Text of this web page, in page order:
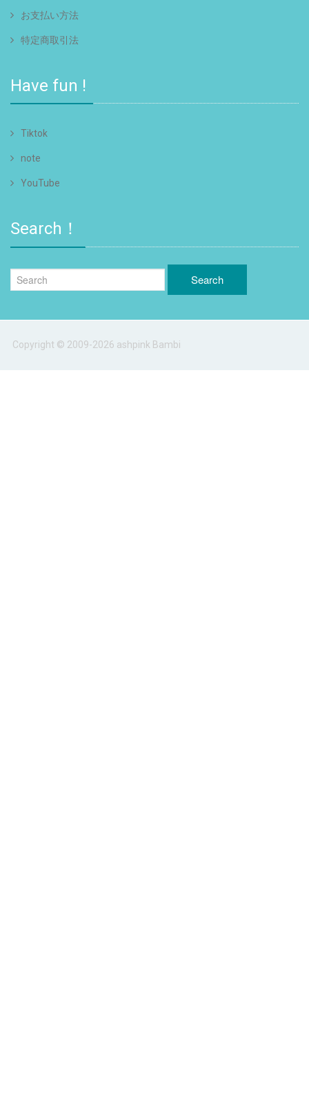
お支払い方法
特定商取引法
Have fun !
Tiktok
note
YouTube
Search！
Copyright © 2009-2026 ashpink Bambi